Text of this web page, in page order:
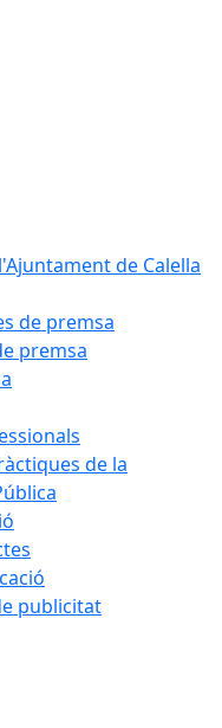
de Calella
de premsa
premsa
de la
publicitat